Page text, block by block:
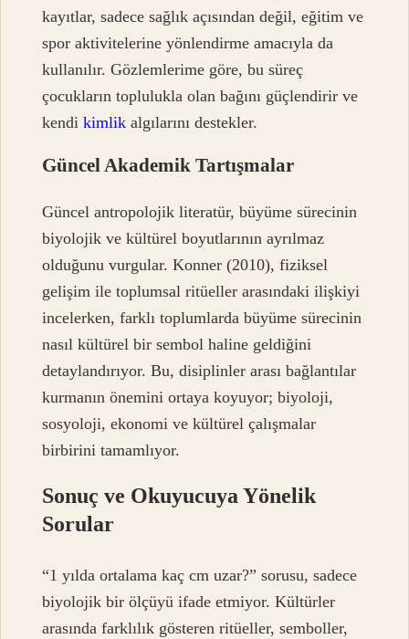
kayıtlar, sadece sağlık açısından değil, eğitim ve
spor aktivitelerine yönlendirme amacıyla da
kullanılır. Gözlemlerime göre, bu süreç
çocukların toplulukla olan bağını güçlendirir ve
kendikimlik algılarını destekler.
Güncel Akademik Tartışmalar
Güncel antropolojik literatür, büyüme sürecinin
biyolojik ve kültürel boyutlarının ayrılmaz
olduğunu vurgular. Konner (2010), fiziksel
gelişim ile toplumsal ritüeller arasındaki ilişkiyi
incelerken, farklı toplumlarda büyüme sürecinin
nasıl kültürel bir sembol haline geldiğini
detaylandırıyor. Bu, disiplinler arası bağlantılar
kurmanın önemini ortaya koyuyor; biyoloji,
sosyoloji, ekonomi ve kültürel çalışmalar
birbirini tamamlıyor.
Sonuç ve Okuyucuya Yönelik
Sorular
“1 yılda ortalama kaç cm uzar?” sorusu, sadece
biyolojik bir ölçüyü ifade etmiyor. Kültürler
arasında farklılık gösteren ritüeller, semboller,